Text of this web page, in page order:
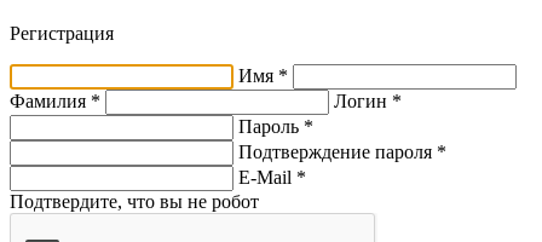
Регистрация
Имя *
Фамилия *
Логин *
Пароль *
Подтверждение пароля *
E-Mail *
Подтвердите, что вы не робот